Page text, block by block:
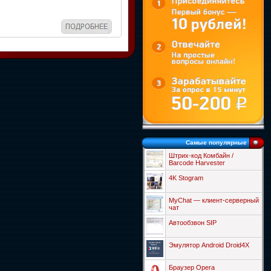
Самые популярные
Штрих-код Комбайн /
Barcode Harvester
4K Stogram
MyChat — клиент-серверный
чат
Автообзвон SIP
Эмулятор Android Droid4X
Браузер Opera